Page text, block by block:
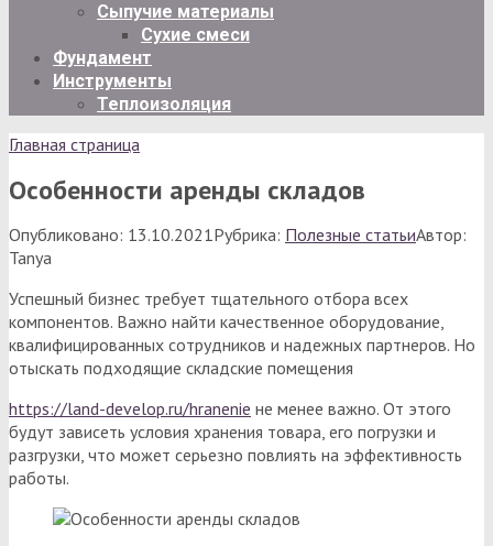
Сыпучие материалы
Сухие смеси
Фундамент
Инструменты
Теплоизоляция
Главная страница
Особенности аренды складов
Опубликовано: 13.10.2021Рубрика: Полезные статьиАвтор:
Tanya
Успешный бизнес требует тщательного отбора всех
компонентов. Важно найти качественное оборудование,
квалифицированных сотрудников и надежных партнеров. Но
отыскать подходящие складские помещения
https://land-develop.ru/hranenie не менее важно. От этого
будут зависеть условия хранения товара, его погрузки и
разгрузки, что может серьезно повлиять на эффективность
работы.